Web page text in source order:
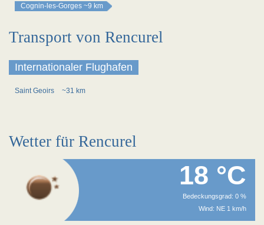
Cognin-les-Gorges ~9 km
Transport von Rencurel
Internationaler Flughafen
Saint Geoirs ~31 km
Wetter für Rencurel
18 °C
Bedeckungsgrad: 0 %
Wind: NE 1 km/h